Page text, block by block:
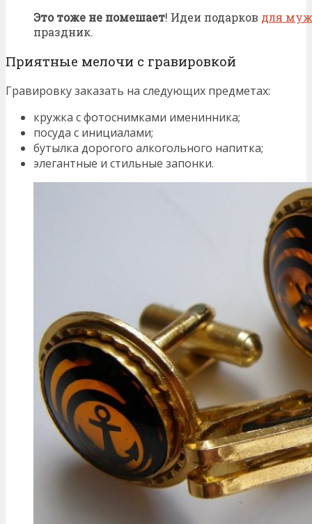
Это тоже не помешает! Идеи подарков для
праздник.
Приятные мелочи с гравировкой
Гравировку заказать на следующих предметах:
кружка с фотоснимками именинника;
посуда с инициалами;
бутылка дорогого алкогольного напитка;
элегантные и стильные запонки.